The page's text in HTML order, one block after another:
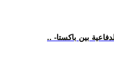
بين باكستا